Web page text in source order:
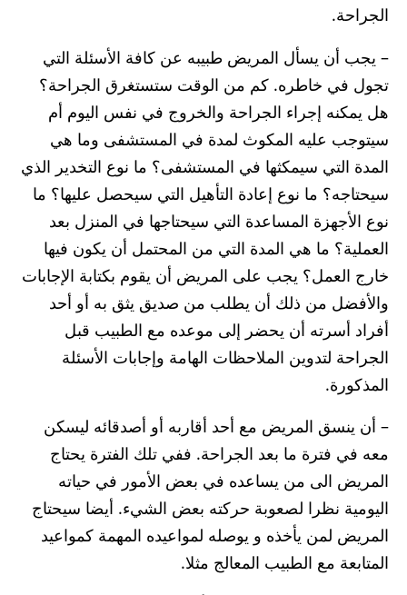
الجراحة.
– يجب أن يسأل المريض طبيبه عن كافة الأسئلة التي
تجول في خاطره. كم من الوقت ستستغرق الجراحة؟
هل يمكنه إجراء الجراحة والخروج في نفس اليوم أم
سيتوجب عليه المكوث لمدة في المستشفى وما هي
المدة التي سيمكثها في المستشفى؟ ما نوع التخدير الذي
سيحتاجه؟ ما نوع إعادة التأهيل التي سيحصل عليها؟ ما
نوع الأجهزة المساعدة التي سيحتاجها في المنزل بعد
العملية؟ ما هي المدة التي من المحتمل أن يكون فيها
خارج العمل؟ يجب على المريض أن يقوم بكتابة الإجابات
والأفضل من ذلك أن يطلب من صديق يثق به أو أحد
أفراد أسرته أن يحضر إلى موعده مع الطبيب قبل
الجراحة لتدوين الملاحظات الهامة وإجابات الأسئلة
المذكورة.
– أن ينسق المريض مع أحد أقاربه أو أصدقائه ليسكن
معه في فترة ما بعد الجراحة. ففي تلك الفترة يحتاج
المريض الى من يساعده في بعض الأمور في حياته
اليومية نظرا لصعوبة حركته بعض الشيء. أيضا سيحتاج
المريض لمن يأخذه و يوصله لمواعيده المهمة كمواعيد
المتابعة مع الطبيب المعالج مثلا.